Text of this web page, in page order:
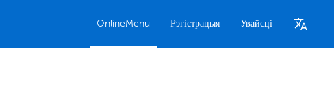
OnlineMenu Рэгістрацыя Увайсці